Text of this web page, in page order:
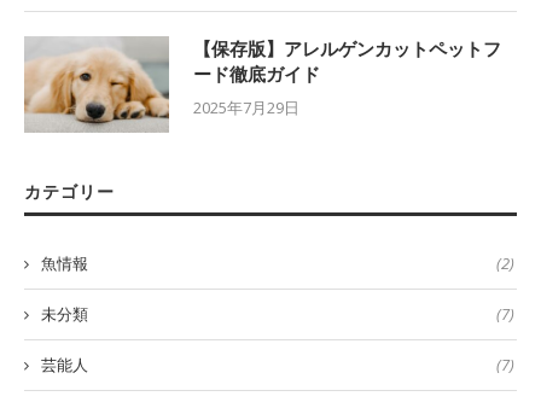
【保存版】アレルゲンカットペットフ
ード徹底ガイド
2025年7月29日
カテゴリー
魚情報 (2)
未分類 (7)
芸能人 (7)